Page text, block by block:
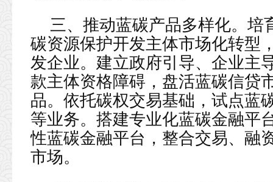
三、推动蓝碳产品多样化。培
碳资源保护开发主体市场化转型
发企业。建立政府引导、企业主
款主体资格障碍，盘活蓝碳信贷
品。依托碳权交易基础，试点蓝
等业务。搭建专业化蓝碳金融平
性蓝碳金融平台，整合交易、融
市场。